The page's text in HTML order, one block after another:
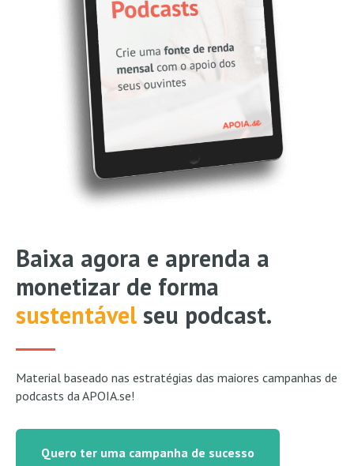
Baixa agora e aprenda a
monetizar de forma
sustentável seu podcast.
Material baseado nas estratégias das maiores campanhas de
podcasts da APOIA.se!
Quero ter uma campanha de sucesso